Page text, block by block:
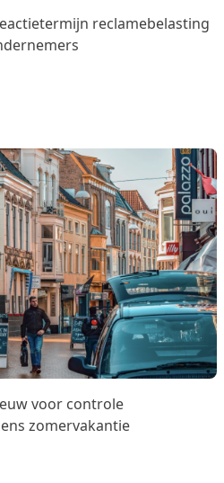
reclamebelasting
voor controle
zomervakantie